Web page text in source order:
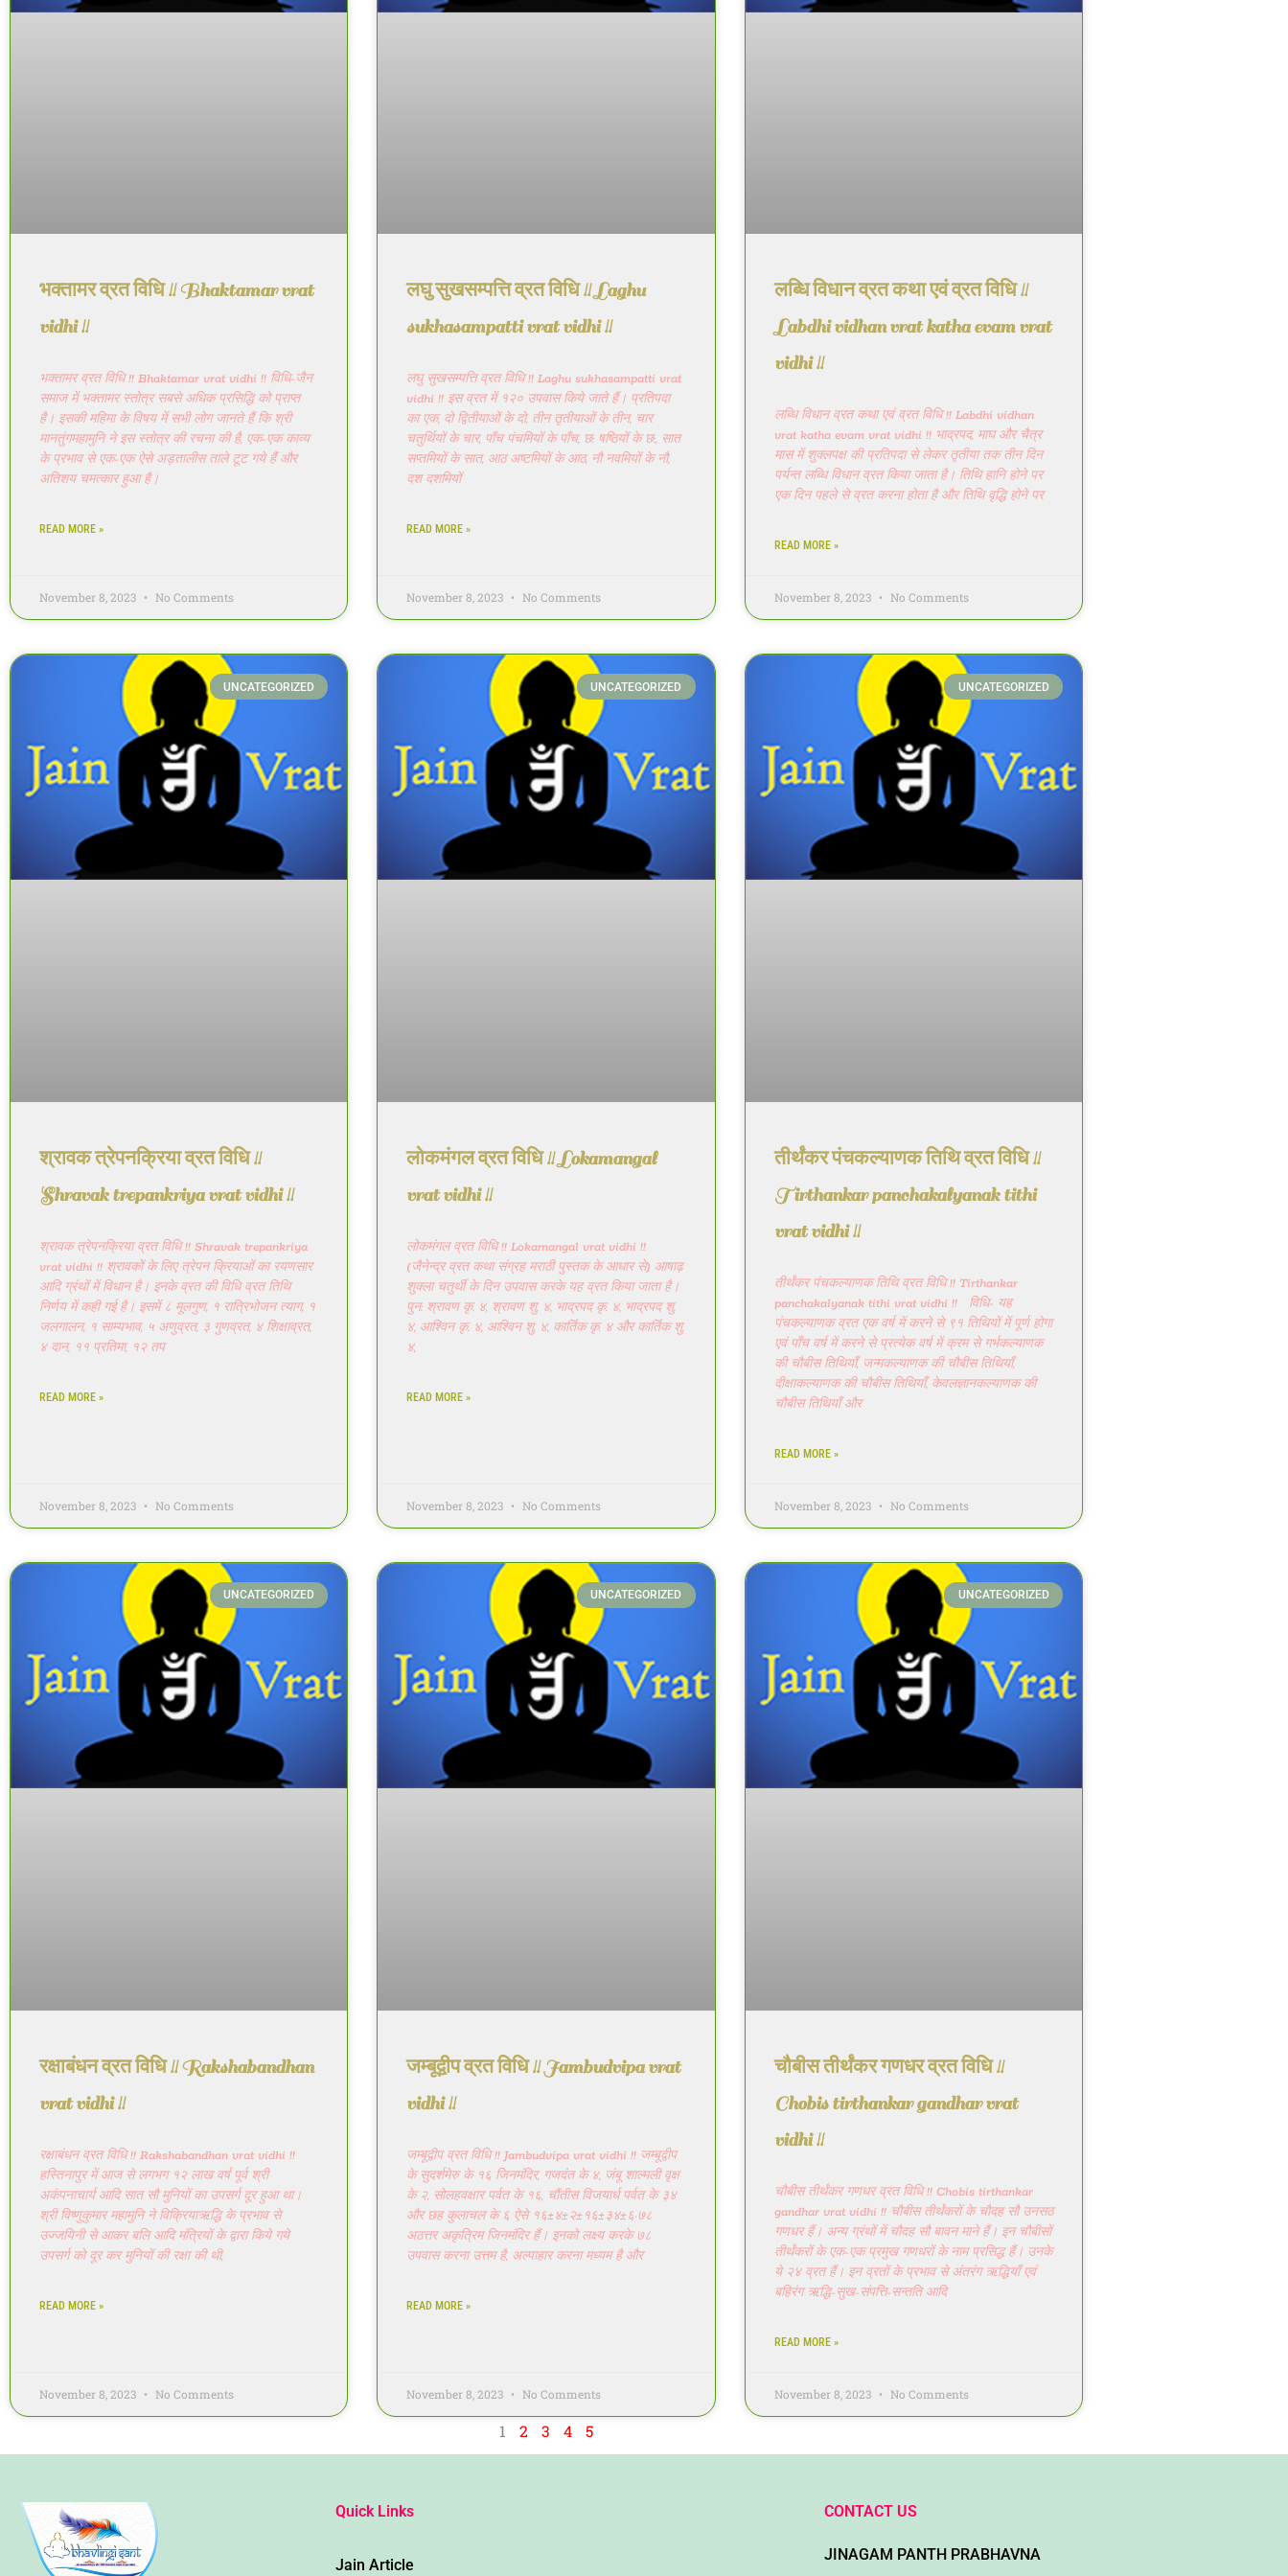
भक्तामर व्रत विधि !! Bhaktamar vrat
vidhi !!
भक्तामर व्रत विधि !! Bhaktamar vrat vidhi !! विधि-जैन
समाज में भक्तामर स्तोत्र सबसे अधिक प्रसिद्धि को प्राप्त
है। इसकी महिमा के विषय में सभी लोग जानते हैं कि श्री
मानतुंगमहामुनि ने इस स्तोत्र की रचना की है, एक-एक काव्य
के प्रभाव से एक-एक ऐसे अड़तालीस ताले टूट गये हैंं और
अतिशय चमत्कार हुआ है।
READ MORE »
November 8, 2023 No Comments
लघु सुखसम्पत्ति व्रत विधि !! Laghu
sukhasampatti vrat vidhi !!
लघु सुखसम्पत्ति व्रत विधि !! Laghu sukhasampatti vrat
vidhi !! इस व्रत में १२० उपवास किये जाते हैं। प्रतिपदा
का एक, दो द्वितीयाओं के दो, तीन तृतीयाओं के तीन, चार
चतुर्थियों के चार, पाँच पंचमियों के पाँच, छ: षष्ठियों के छ:, सात
सप्तमियों के सात, आठ अष्टमियों के आठ, नौ नवमियों के नौ,
दश दशमियों
READ MORE »
November 8, 2023 No Comments
लब्धि विधान व्रत कथा एवं व्रत विधि !!
Labdhi vidhan vrat katha evam vrat
vidhi !!
लब्धि विधान व्रत कथा एवं व्रत विधि !! Labdhi vidhan
vrat katha evam vrat vidhi !! भाद्रपद, माघ और चैत्र
मास में शुक्लपक्ष की प्रतिपदा से लेकर तृतीया तक तीन दिन
पर्यन्त लब्धि विधान व्रत किया जाता है। तिथि हानि होने पर
एक दिन पहले से व्रत करना होता है और तिथि वृद्धि होने पर
READ MORE »
November 8, 2023 No Comments
UNCATEGORIZED
श्रावक त्रेपनक्रिया व्रत विधि !!
Shravak trepankriya vrat vidhi !!
श्रावक त्रेपनक्रिया व्रत विधि !! Shravak trepankriya
vrat vidhi !! श्रावकों के लिए त्रेपन क्रियाओं का रयणसार
आदि ग्रंथों में विधान है। इनके व्रत की विधि व्रत तिथि
निर्णय में कही गई है। इसमें ८ मूलगुण, १ रात्रिभोजन त्याग, १
जलगालन, १ साम्यभाव, ५ अणुव्रत, ३ गुणव्रत, ४ शिक्षाव्रत,
४ दान, ११ प्रतिमा, १२ तप
READ MORE »
November 8, 2023 No Comments
UNCATEGORIZED
लोकमंगल व्रत विधि !! Lokamangal
vrat vidhi !!
लोकमंगल व्रत विधि !! Lokamangal vrat vidhi !!
(जैनेन्द्र व्रत कथा संग्रह मराठी पुस्तक के आधार से) आषाढ़
शुक्ला चतुर्थी के दिन उपवास करके यह व्रत किया जाता है।
पुन: श्रावण कृ. ४, श्रावण शु. ४, भाद्रपद कृ. ४, भाद्रपद शु.
४, आश्विन कृ. ४, आश्विन शु. ४, कार्तिक कृ. ४ और कार्तिक शु.
४,
READ MORE »
November 8, 2023 No Comments
UNCATEGORIZED
तीर्थंकर पंचकल्याणक तिथि व्रत विधि !!
Tirthankar panchakalyanak tithi
vrat vidhi !!
तीर्थंकर पंचकल्याणक तिथि व्रत विधि !! Tirthankar
panchakalyanak tithi vrat vidhi !! विधि- यह
पंचकल्याणक व्रत एक वर्ष में करने से ९१ तिथियों में पूर्ण होगा
एवं पाँच वर्ष में करने से प्रत्येक वर्ष में क्रम से गर्भकल्याणक
की चौबीस तिथियाँ, जन्मकल्याणक की चौबीस तिथियाँ,
दीक्षाकल्याणक की चौबीस तिथियाँ, केवलज्ञानकल्याणक की
चौबीस तिथियाँ और
READ MORE »
November 8, 2023 No Comments
UNCATEGORIZED
रक्षाबंधन व्रत विधि !! Rakshabandhan
vrat vidhi !!
रक्षाबंधन व्रत विधि !! Rakshabandhan vrat vidhi !!
हस्तिनापुर में आज से लगभग १२ लाख वर्ष पूर्व श्री
अकंपनाचार्य आदि सात सौ मुनियों का उपसर्ग दूर हुआ था।
श्री विष्णुकुमार महामुनि ने विक्रियाऋद्धि के प्रभाव से
उज्जयिनी से आकर बलि आदि मंत्रियों के द्वारा किये गये
उपसर्ग को दूर कर मुनियों की रक्षा की थी,
READ MORE »
November 8, 2023 No Comments
UNCATEGORIZED
जम्बूद्वीप व्रत विधि !! Jambudvipa vrat
vidhi !!
जम्बूद्वीप व्रत विधि !! Jambudvipa vrat vidhi !! जम्बूद्वीप
के सुदर्शमेरु के १६ जिनमंदिर, गजदंत के ४, जंबू शाल्मली वृक्ष
के २, सोलहवक्षार पर्वत के १६, चौंतीस विजयार्ध पर्वत के ३४
और छह कुलाचल के ६ ऐसे १६±४±२±१६±३४±६·७८
अठत्तर अकृत्रिम जिनमंदिर हैं। इनको लक्ष्य करके ७८
उपवास करना उत्तम है, अल्पाहार करना मध्यम है और
READ MORE »
November 8, 2023 No Comments
UNCATEGORIZED
चौबीस तीर्थंकर गणधर व्रत विधि !!
Chobis tirthankar gandhar vrat
vidhi !!
चौबीस तीर्थंकर गणधर व्रत विधि !! Chobis tirthankar
gandhar vrat vidhi !! चौबीस तीर्थंकरों के चौदह सौ उनसठ
गणधर हैं। अन्य ग्रंथों में चौदह सौ बावन माने हैं। इन चौबीसों
तीर्थंकरों के एक-एक प्रमुख गणधरों के नाम प्रसिद्ध हैं। उनके
ये २४ व्रत हैं। इन व्रतों के प्रभाव से अंतरंग ऋद्धियाँ एवं
बहिरंग ऋद्धि-सुख-संपत्ति-सन्तति आदि
READ MORE »
November 8, 2023 No Comments
1 2 3 4 5
Quick Links
Jain Article
CONTACT US
JINAGAM PANTH PRABHAVNA